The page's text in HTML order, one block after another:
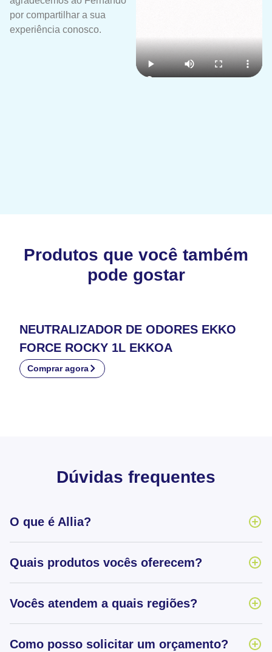
por compartilhar a sua
experiência conosco.
Produtos que você também
pode gostar
NEUTRALIZADOR DE ODORES EKKO
FORCE ROCKY 1L EKKOA
Comprar agora
Dúvidas frequentes
O que é Allia?
Quais produtos vocês oferecem?
Vocês atendem a quais regiões?
Como posso solicitar um orçamento?